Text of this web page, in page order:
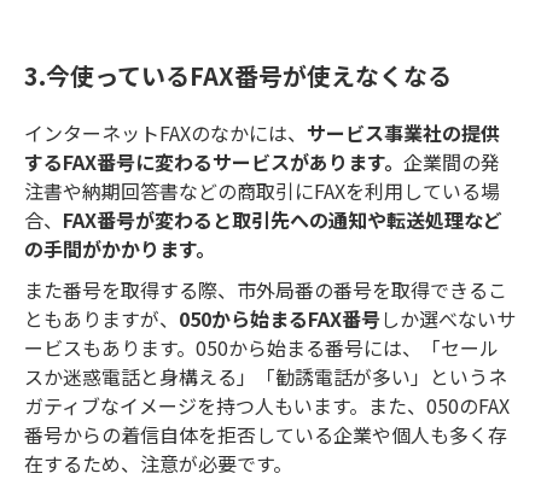
3.今使っているFAX番号が使えなくなる
インターネットFAXのなかには、 サービス事業社の提供
するFAX番号に変わるサービスがあります。 企業間の発
注書や納期回答書などの商取引にFAXを利用している場
合、 FAX番号が変わると取引先への通知や転送処理など
の手間がかかります。
また番号を取得する際、市外局番の番号を取得できるこ
ともありますが、 050から始まるFAX番号しか選べないサ
ービスもあります。050から始まる番号には、「セール
スか迷惑電話と身構える」「勧誘電話が多い」というネ
ガティブなイメージを持つ人もいます。また、050のFAX
番号からの着信自体を拒否している企業や個人も多く存
在するため、注意が必要です。